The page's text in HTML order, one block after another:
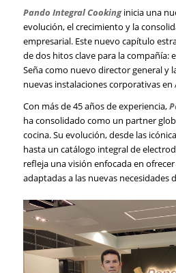
Pando Integral Cookinginicia una
evolución, el crecimiento y la
empresarial. Este nuevo capítulo
de dos hitos clave para la compañía:
Seña como nuevo director general y
nuevas instalaciones corporativas en
Con más de 45 años de experiencia,
ha consolidado como un partner
cocina. Su evolución, desde las
hasta un catálogo integral de
refleja una visión enfocada en
adaptadas a las nuevas necesidades